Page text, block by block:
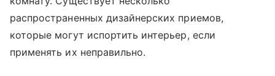
распространенных дизайнерских приемов,
которые могут испортить интерьер, если
применять их неправильно.